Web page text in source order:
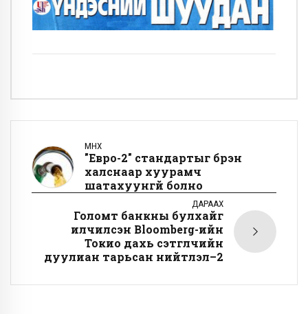
ӨМНӨХ
"Евро-2" стандартыг бүрэн
халснаар хуурамч
шатахуунгүй болно
ДАРААХ
Голомт банкны булхайг
илчилсэн Bloomberg-ийн
Токио дахь сэтгүүлчийн
дуулиан тарьсан нийтлэл–2